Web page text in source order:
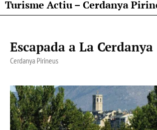
Turisme Actiu – Cerdanya
Escapada a La Cerdanya
Cerdanya Pirineus